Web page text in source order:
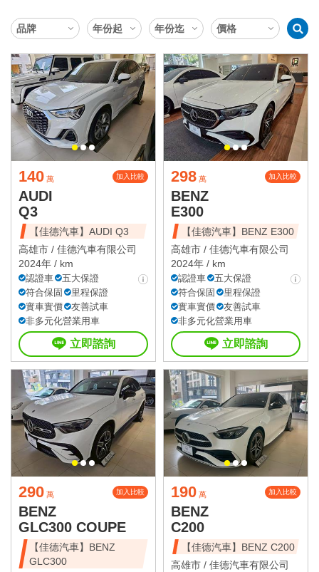
140 萬 加入比較
AUDI
Q3
【佳德汽車】AUDI Q3
高雄市 / 佳德汽車有限公司
2024年 / km
認證車
五大保證
符合保固
里程保證
實車實價
友善試車
非多元化營業用車
立即諮詢
298 萬 加入比較
BENZ
E300
【佳德汽車】BENZ E300
高雄市 / 佳德汽車有限公司
2024年 / km
認證車
五大保證
符合保固
里程保證
實車實價
友善試車
非多元化營業用車
立即諮詢
290 萬 加入比較
BENZ
GLC300 COUPE
【佳德汽車】BENZ
GLC300
190 萬 加入比較
BENZ
C200
【佳德汽車】BENZ C200
高雄市 / 佳德汽車有限公司